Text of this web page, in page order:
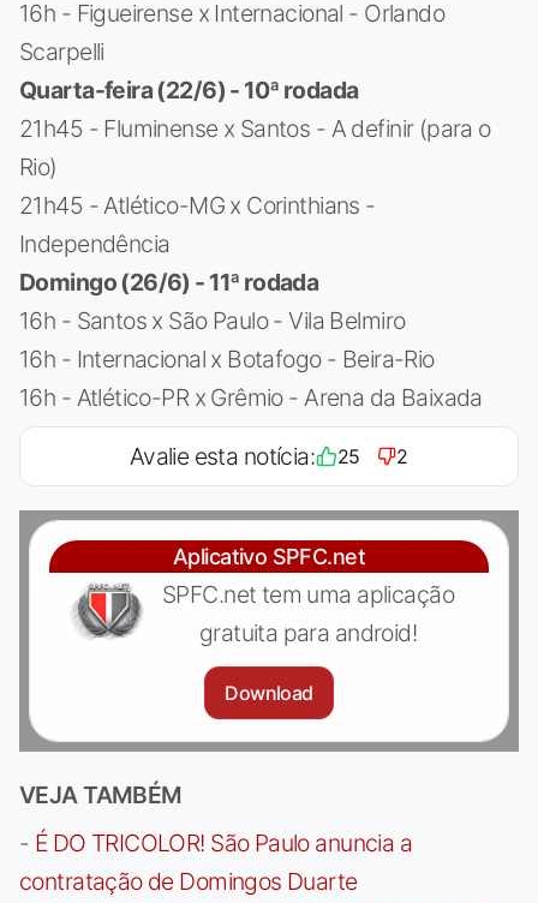
16h - Figueirense x Internacional - Orlando
Scarpelli
Quarta-feira (22/6) - 10ª rodada
21h45 - Fluminense x Santos - A definir (para o
Rio)
21h45 - Atlético-MG x Corinthians -
Independência
Domingo (26/6) - 11ª rodada
16h - Santos x São Paulo - Vila Belmiro
16h - Internacional x Botafogo - Beira-Rio
16h - Atlético-PR x Grêmio - Arena da Baixada
Avalie esta notícia: 25 2
Aplicativo SPFC.net
SPFC.net tem uma aplicação
gratuita para android!
Download
VEJA TAMBÉM
- É DO TRICOLOR! São Paulo anuncia a
contratação de Domingos Duarte